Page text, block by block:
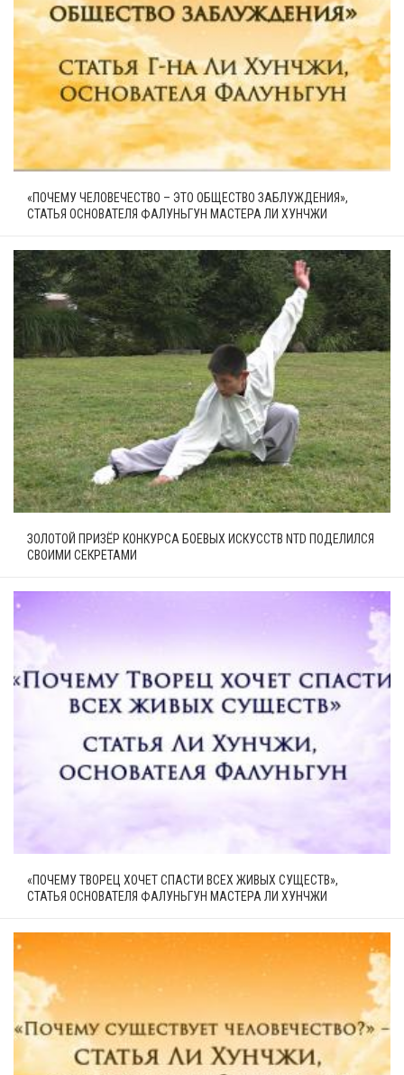
«ПОЧЕМУ ЧЕЛОВЕЧЕСТВО – ЭТО ОБЩЕСТВО ЗАБЛУЖДЕНИЯ»,
СТАТЬЯ ОСНОВАТЕЛЯ ФАЛУНЬГУН МАСТЕРА ЛИ ХУНЧЖИ
ЗОЛОТОЙ ПРИЗЁР КОНКУРСА БОЕВЫХ ИСКУССТВ NTD ПОДЕЛИЛСЯ
СВОИМИ СЕКРЕТАМИ
«ПОЧЕМУ ТВОРЕЦ ХОЧЕТ СПАСТИ ВСЕХ ЖИВЫХ СУЩЕСТВ»,
СТАТЬЯ ОСНОВАТЕЛЯ ФАЛУНЬГУН МАСТЕРА ЛИ ХУНЧЖИ